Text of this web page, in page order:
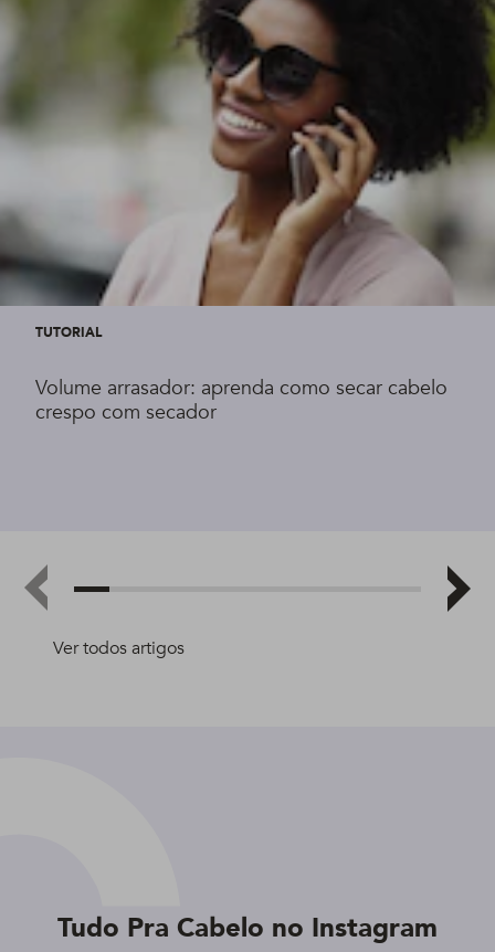
Ver todos artigos
TUTORIAL
Volume arrasador: aprenda como secar cabelo
crespo com secador
Tudo Pra Cabelo no Instagram